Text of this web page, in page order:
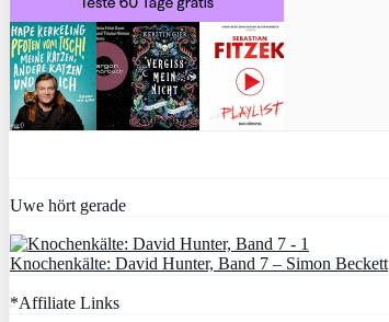
Uwe hört gerade
Knochenkälte: David Hunter, Band 7 – Simon Beckett
*Affiliate Links